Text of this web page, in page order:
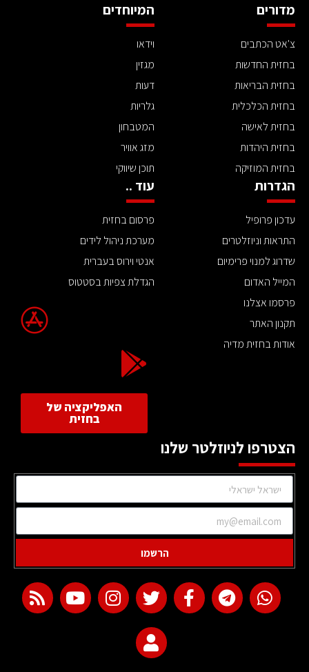
מדורים
צ'אט הכתבים
בחזית החדשות
בחזית הבריאות
בחזית הכלכלית
בחזית לאישה
בחזית היהדות
בחזית המוזיקה
המיוחדים
וידאו
מגזין
דעות
גלריות
המטבחון
מזג אוויר
תוכן שיווקי
הגדרות
עדכון פרופיל
התראות וניוזלטרים
שדרוג למנוי פרימיום
המייל האדום
פרסמו אצלנו
תקנון האתר
אודות בחזית מדיה
עוד ..
פרסום בחזית
מערכת ניהול לידים
אנטי וירוס בעברית
הגדלת צפיות בסטטוס
האפליקציה של
בחזית
הצטרפו לניוזלטר שלנו
הרשמו